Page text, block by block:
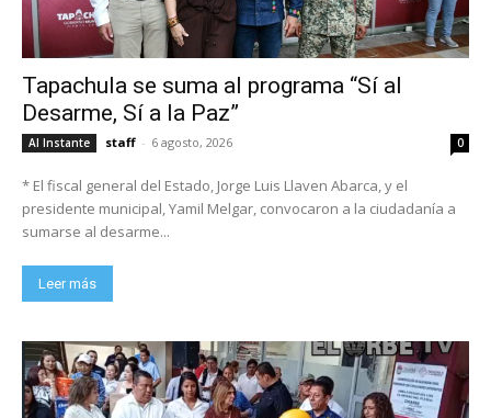
Tapachula se suma al programa “Sí al
Desarme, Sí a la Paz”
Al Instante staff - 6 agosto, 2026 0
* El fiscal general del Estado, Jorge Luis Llaven Abarca, y el
presidente municipal, Yamil Melgar, convocaron a la ciudadanía a
sumarse al desarme...
Leer más